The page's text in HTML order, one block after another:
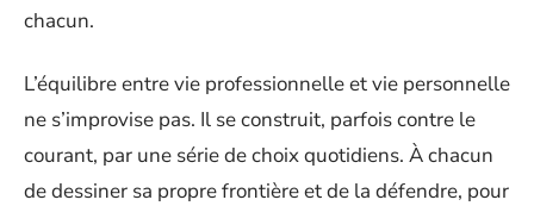
chacun.
L’équilibre entre vie professionnelle et vie personnelle
ne s’improvise pas. Il se construit, parfois contre le
courant, par une série de choix quotidiens. À chacun
de dessiner sa propre frontière et de la défendre, pour